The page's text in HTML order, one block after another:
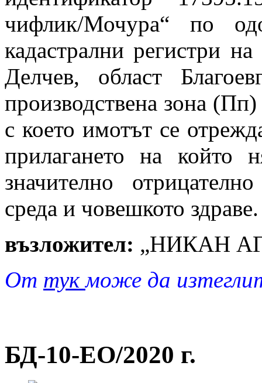
чифлик/Мочура“ по
кадастрални регистри
Делчев, област
производствена зона
с което имотът се
прилагането на който
значително
среда и човешкото здраве.
възложител: „НИКАН
От тукможе да
БД-10-EO/2020 г.